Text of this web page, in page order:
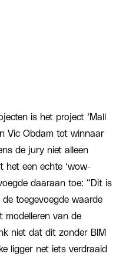
is het project ‘Mall
Vic Obdam tot winnaar
de jury niet alleen
het een echte ‘wow-
daaraan toe: “Dit is
toegevoegde waarde
modelleren van de
niet dat dit zonder BIM
ligger net iets verdraaid